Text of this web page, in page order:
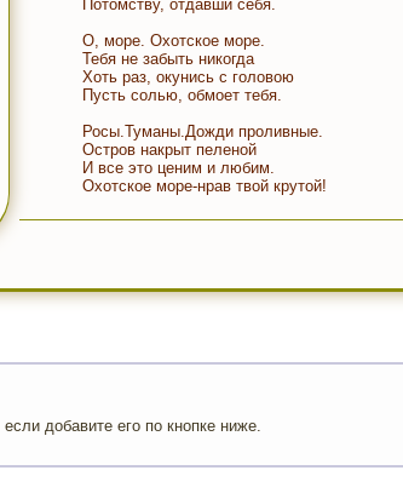
Потомству, отдавши себя.
О, море. Охотское море.
Тебя не забыть никогда
Хоть раз, окунись с головою
Пусть солью, обмоет тебя.
Росы.Туманы.Дожди проливные.
Остров накрыт пеленой
И все это ценим и любим.
Охотское море-нрав твой крутой!
добавите его по кнопке ниже.